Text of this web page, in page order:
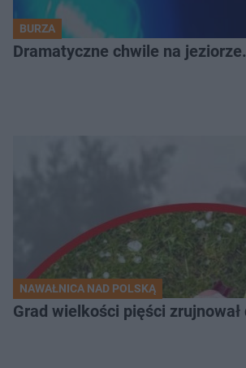
BURZA
Dramatyczne chwile na
NAWAŁNICA NAD POLSKĄ
Grad wielkości pięści